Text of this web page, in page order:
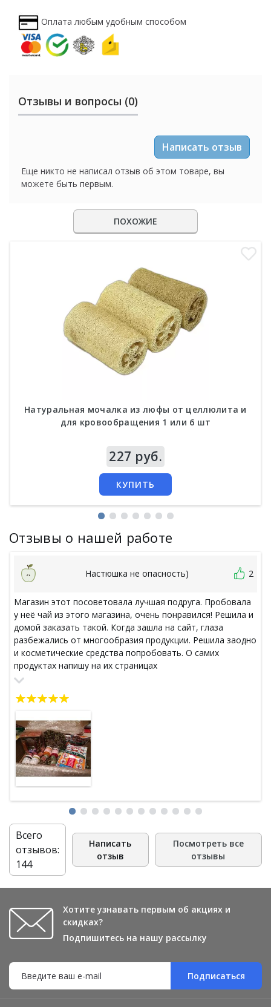
Оплата любым удобным способом
Отзывы и вопросы (0)
Написать отзыв
Еще никто не написал отзыв об этом товаре, вы
можете быть первым.
ПОХОЖИЕ
Натуральная мочалка из люфы от целлюлита и
для кровообращения 1 или 6 шт
227 руб.
КУПИТЬ
Отзывы о нашей работе
Настюшка не опасность) 2
Магазин этот посоветовала лучшая подруга. Пробовала
у неё чай из этого магазина, очень понравился! Решила и
домой заказать такой. Когда зашла на сайт, глаза
разбежались от многообразия продукции. Решила заодно
и косметические средства попробовать. О самих
продуктах напишу на их страницах
Всего
отзывов:
144
Написать
отзыв
Посмотреть все
отзывы
Хотите узнавать первым об акциях и
скидках?
Подпишитесь на нашу рассылку
Подписаться